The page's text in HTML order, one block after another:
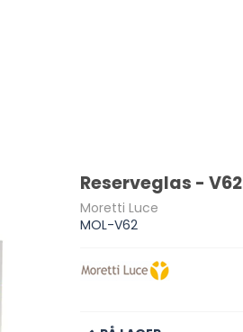
Reserveglas - V62
Moretti Luce
MOL-V62